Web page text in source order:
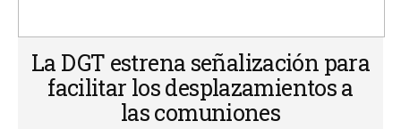
La DGT estrena señalización para
facilitar los desplazamientos a
las comuniones